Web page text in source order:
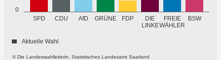
0
SPD CDU AfD GRÜNE FDP
DIE
LINKE
FREIE
WÄHLER
BSW
© Die Landeswahlleiterin, Statistisches Landesamt Saarland
Aktuelle Wahl